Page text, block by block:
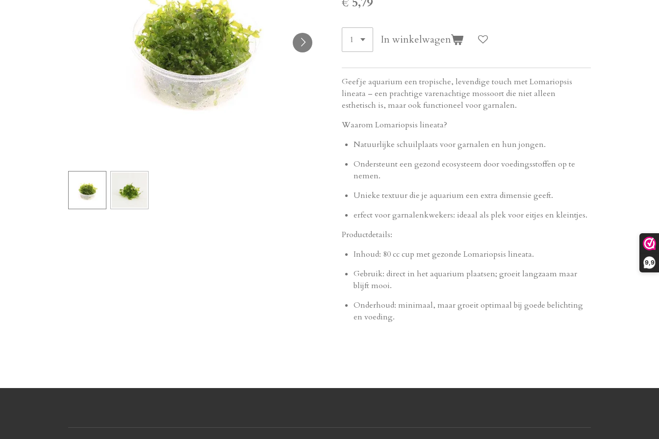
9,9
In winkelwagen
Geef je aquarium een tropische, levendige touch met Lomariopsis
lineata – een prachtige varenachtige mossoort die niet alleen
esthetisch is, maar ook functioneel voor garnalen.
Waarom Lomariopsis lineata?
Natuurlijke schuilplaats voor garnalen en hun jongen.
Ondersteunt een gezond ecosysteem door voedingsstoffen op te
nemen.
Unieke textuur die je aquarium een extra dimensie geeft.
erfect voor garnalenkwekers: ideaal als plek voor eitjes en kleintjes.
Productdetails:
Inhoud: 80 cc cup met gezonde Lomariopsis lineata.
Gebruik: direct in het aquarium plaatsen; groeit langzaam maar
blijft mooi.
Onderhoud: minimaal, maar groeit optimaal bij goede belichting
en voeding.